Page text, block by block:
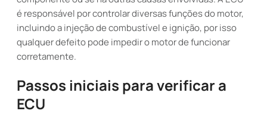
é responsável por controlar diversas funções do motor,
incluindo a injeção de combustível e ignição, por isso
qualquer defeito pode impedir o motor de funcionar
corretamente.
Passos iniciais para verificar a
ECU